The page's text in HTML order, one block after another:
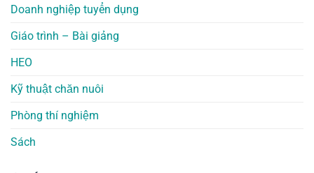
Doanh nghiệp tuyển dụng
Giáo trình – Bài giảng
HEO
Kỹ thuật chăn nuôi
Phòng thí nghiệm
Sách